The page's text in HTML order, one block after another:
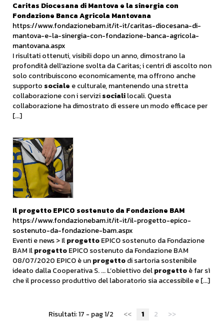
Caritas Diocesana di Mantova e la sinergia con
Fondazione Banca Agricola Mantovana
https://www.fondazionebam.it/it-it/caritas-diocesana-di-
mantova-e-la-sinergia-con-fondazione-banca-agricola-
mantovana.aspx
I risultati ottenuti, visibili dopo un anno, dimostrano la
profondità dell'azione svolta da Caritas; i centri di ascolto non
solo contribuiscono economicamente, ma offrono anche
supporto sociale e culturale, mantenendo una stretta
collaborazione con i servizisocialilocali. Questa
collaborazione ha dimostrato di essere un modo efficace per
[...]
IlprogettoEPICO sostenuto da Fondazione BAM
https://www.fondazionebam.it/it-it/il-progetto-epico-
sostenuto-da-fondazione-bam.aspx
Eventi e news > IlprogettoEPICO sostenuto da Fondazione
BAM IlprogettoEPICO sostenuto da Fondazione BAM
08/07/2020 EPICO è unprogettodi sartoria sostenibile
ideato dalla Cooperativa S. ... L’obiettivo delprogettoè far sì
che il processo produttivo del laboratorio sia accessibile e [...]
Risultati: 17 - pag 1/2 << 1 2 >>